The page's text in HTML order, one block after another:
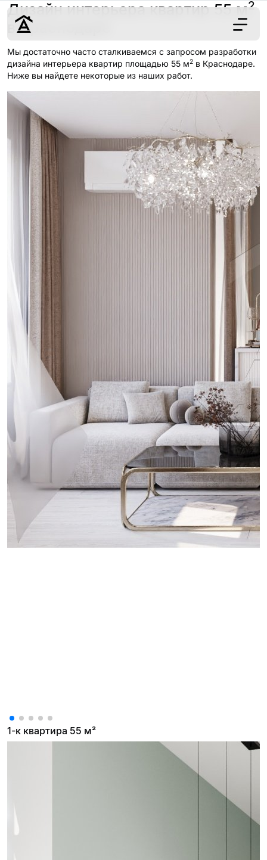
Дизайн
Ремонт
Цены
Наши работы
Контакты
г. Краснодар
8 (861) 945-12-
34
Дизайн интерьера квартир 55 м2
в Краснодаре
Мы достаточно часто сталкиваемся с запросом разработки
дизайна интерьера квартир площадью 55 м2 в Краснодаре.
Ниже вы найдете некоторые из наших работ.
1-к квартира 55 м²